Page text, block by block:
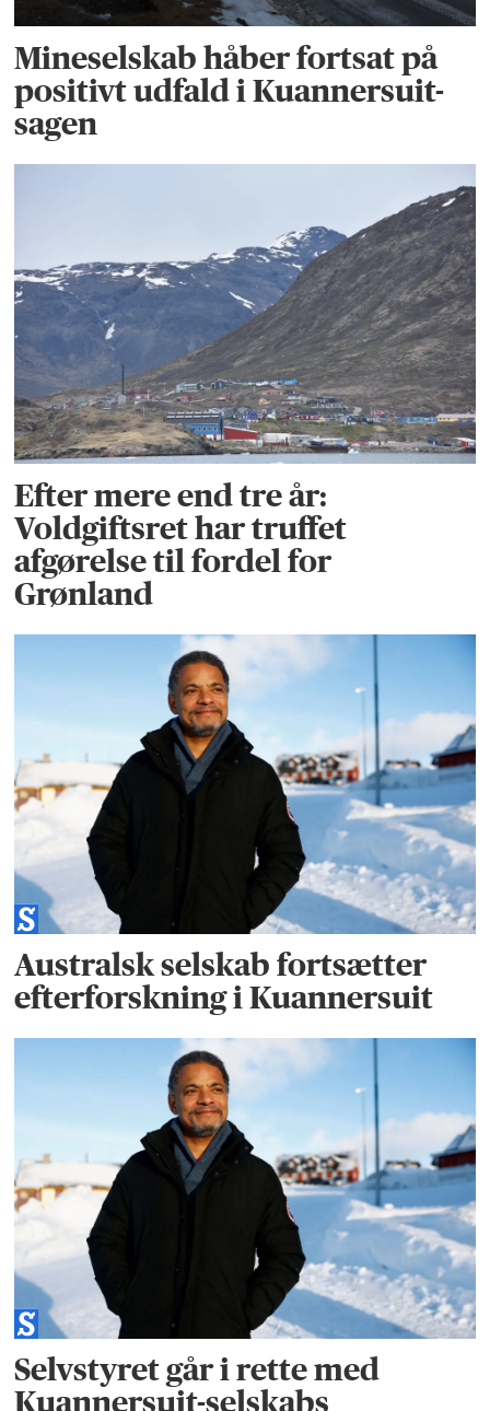
Mineselskab håber fortsat på
positivt udfald i Kuannersuit-
sagen
Efter mere end tre år:
Voldgiftsret har truffet
afgørelse til fordel for
Grønland
Australsk selskab fortsætter
efterforskning i Kuannersuit
Selvstyret går i rette med
Kuannersuit-selskabs